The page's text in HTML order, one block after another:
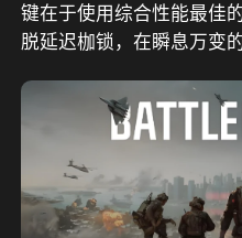
键在于使用综合性能最佳
脱延迟枷锁，在瞬息万变